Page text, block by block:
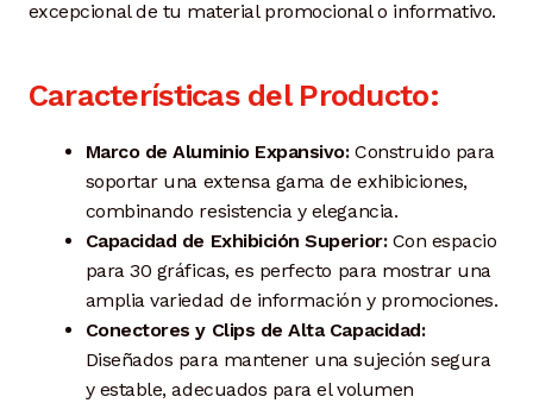
excepcional de tu material promocional o informativo.
Características del Producto:
Marco de Aluminio Expansivo:Construido para
soportar una extensa gama de exhibiciones,
combinando resistencia y elegancia.
Capacidad de Exhibición Superior:Con espacio
para 30 gráficas, es perfecto para mostrar una
amplia variedad de información y promociones.
Conectores y Clips de Alta Capacidad:
Diseñados para mantener una sujeción segura
y estable, adecuados para el volumen